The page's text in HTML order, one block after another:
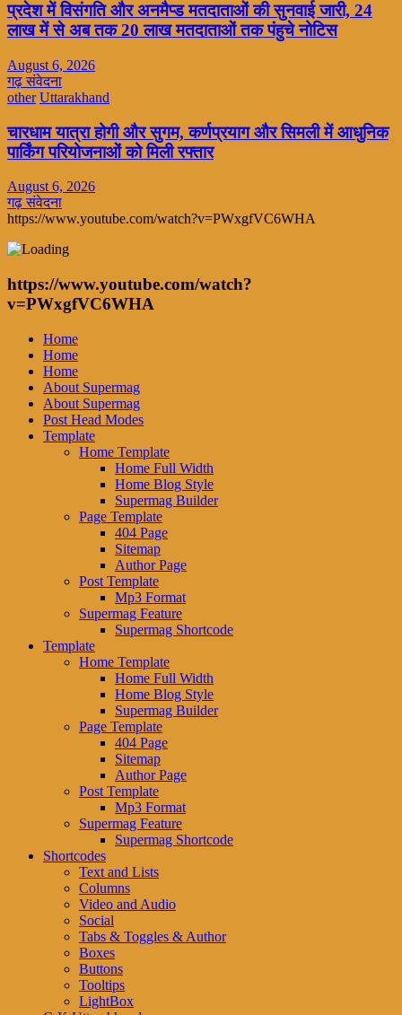
प्रदेश में विसंगति और अनमैप्ड मतदाताओं की सुनवाई जारी, 24
लाख में से अब तक 20 लाख मतदाताओं तक पंहुचे नोटिस
August 6, 2026
गढ़ संवेदना
other Uttarakhand
चारधाम यात्रा होगी और सुगम, कर्णप्रयाग और सिमली में आधुनिक
पार्किंग परियोजनाओं को मिली रफ्तार
August 6, 2026
गढ़ संवेदना
https://www.youtube.com/watch?v=PWxgfVC6WHA
https://www.youtube.com/watch?
v=PWxgfVC6WHA
Home
Home
Home
About Supermag
About Supermag
Post Head Modes
Template
Home Template
Home Full Width
Home Blog Style
Supermag Builder
Page Template
404 Page
Sitemap
Author Page
Post Template
Mp3 Format
Supermag Feature
Supermag Shortcode
Template
Home Template
Home Full Width
Home Blog Style
Supermag Builder
Page Template
404 Page
Sitemap
Author Page
Post Template
Mp3 Format
Supermag Feature
Supermag Shortcode
Shortcodes
Text and Lists
Columns
Video and Audio
Social
Tabs & Toggles & Author
Boxes
Buttons
Tooltips
LightBox